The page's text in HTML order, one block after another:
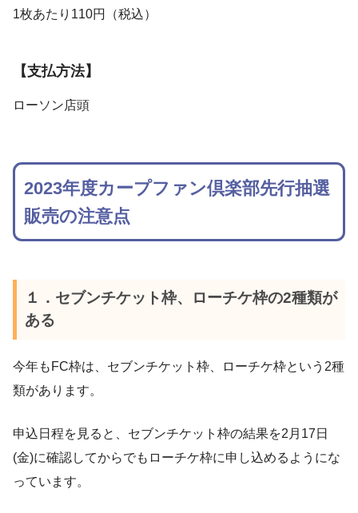
1枚あたり110円（税込）
【支払方法】
ローソン店頭
2023年度カープファン倶楽部先行抽選
販売の注意点
１．セブンチケット枠、ローチケ枠の2種類が
ある
今年もFC枠は、セブンチケット枠、ローチケ枠という2種
類があります。
申込日程を見ると、セブンチケット枠の結果を2月17日
(金)に確認してからでもローチケ枠に申し込めるようにな
っています。